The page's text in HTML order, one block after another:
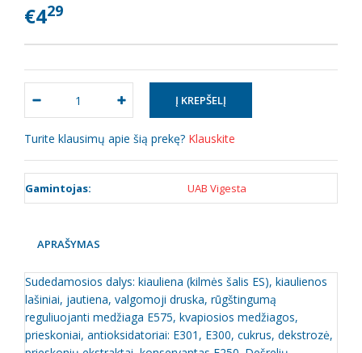
€429
Turite klausimų apie šią prekę? Klauskite
Gamintojas: UAB Vigesta
APRAŠYMAS
Sudedamosios dalys: kiauliena (kilmės šalis ES), kiaulienos
lašiniai, jautiena, valgomoji druska, rūgštingumą
reguliuojanti medžiaga E575, kvapiosios medžiagos,
prieskoniai, antioksidatoriai: E301, E300, cukrus, dekstrozė,